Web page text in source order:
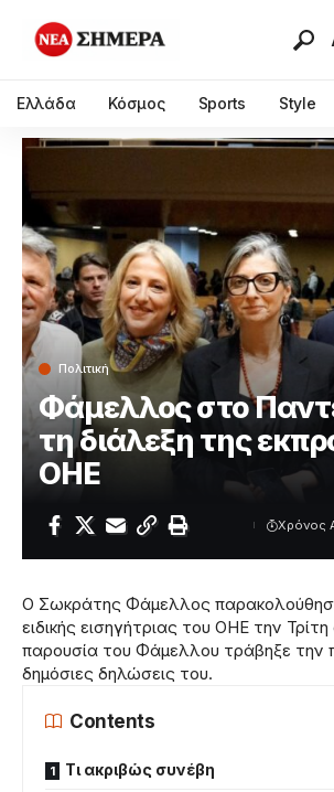
Ελλάδα Κόσμος Sports Style
Πολιτική
Φάμελλος στο
τη διάλεξη της
ΟΗΕ
Χρόνος
Ο Σωκράτης Φάμελλος
ειδικής εισηγήτριας του ΟΗΕ την
παρουσία του Φάμελλου τράβηξε την
δημόσιες δηλώσεις του.
Contents
Τι ακριβώς συνέβη